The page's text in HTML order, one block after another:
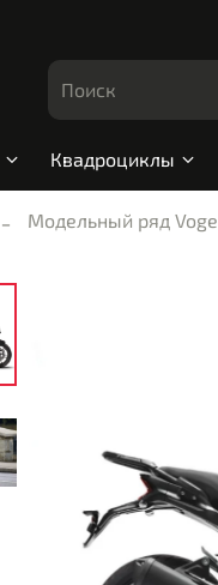
Квадроциклы
Модельный ряд Voge